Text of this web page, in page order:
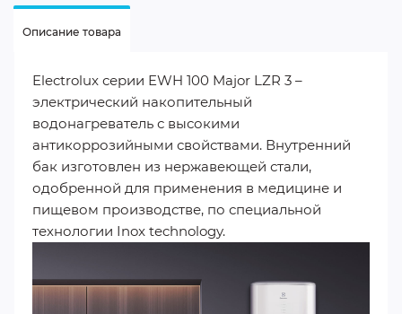
Описание товара
Electrolux серии EWH 100 Major LZR 3 –
электрический накопительный
водонагреватель с высокими
антикоррозийными свойствами. Внутренний
бак изготовлен из нержавеющей стали,
одобренной для применения в медицине и
пищевом производстве, по специальной
технологии Inox technology.